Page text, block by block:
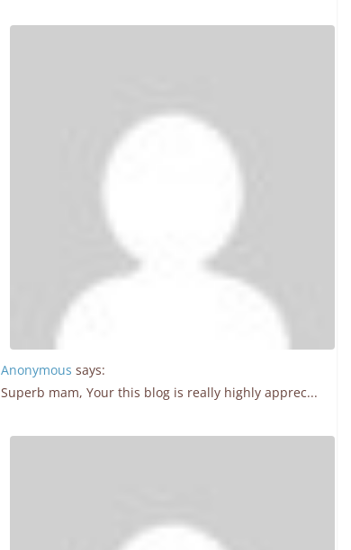
Anonymous says:
Superb mam, Your this blog is really highly apprec...